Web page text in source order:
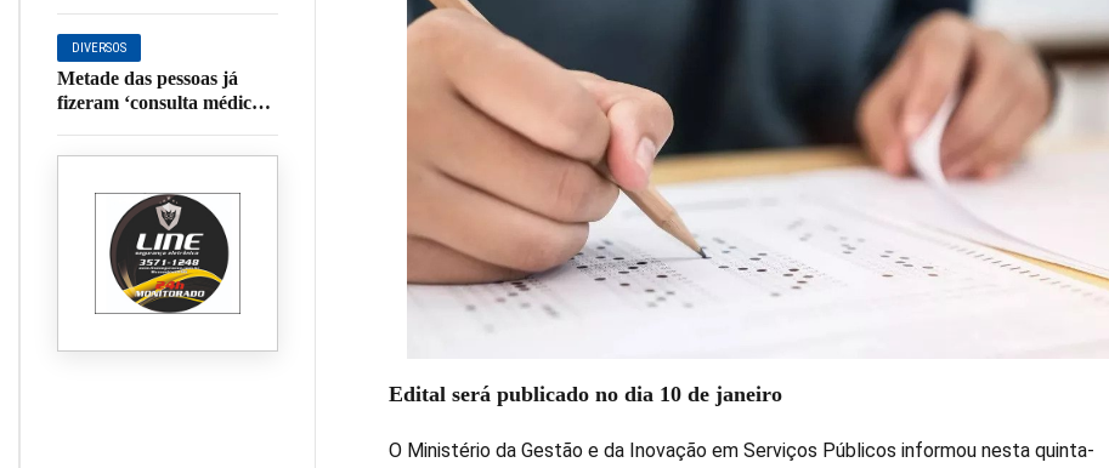
DIVERSOS
Metade das pessoas já
fizeram ‘consulta médica’
prática?
Edital será publicado no dia 10 de janeiro
O Ministério da Gestão e da Inovação em Serviços Públicos informou nesta quinta-